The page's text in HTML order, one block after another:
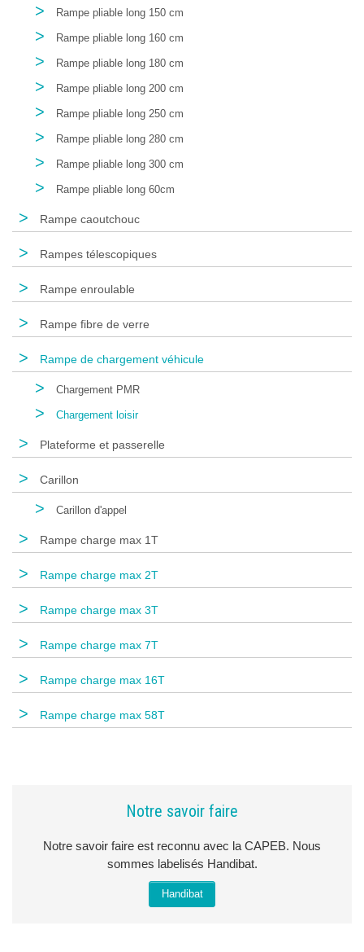
> Rampe pliable long 150 cm
> Rampe pliable long 160 cm
> Rampe pliable long 180 cm
> Rampe pliable long 200 cm
> Rampe pliable long 250 cm
> Rampe pliable long 280 cm
> Rampe pliable long 300 cm
> Rampe pliable long 60cm
> Rampe caoutchouc
> Rampes télescopiques
> Rampe enroulable
> Rampe fibre de verre
> Rampe de chargement véhicule
> Chargement PMR
> Chargement loisir
> Plateforme et passerelle
> Carillon
> Carillon d'appel
> Rampe charge max 1T
> Rampe charge max 2T
> Rampe charge max 3T
> Rampe charge max 7T
> Rampe charge max 16T
> Rampe charge max 58T
Notre savoir faire
Notre savoir faire est reconnu avec la CAPEB. Nous
sommes labelisés Handibat.
Handibat